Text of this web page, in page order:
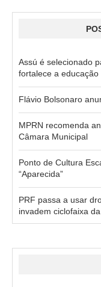
Assú é selecionado
fortalece a
Flávio Bolsonaro
MPRN recomenda
Câmara Municipal
Ponto de Cultura
“Aparecida”
PRF passa a usar
invadem ciclofaixa